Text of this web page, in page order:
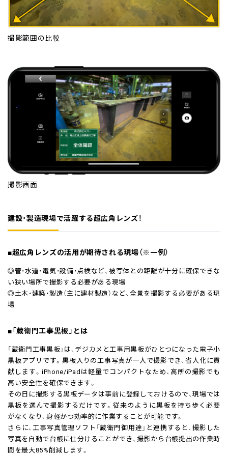
撮影範囲の比較
撮影画面
建設・製造現場で活躍する超広角レンズ！
■超広角レンズの活用が期待される現場（※一例）
◎管・水道・電気・設備・点検など、被写体との距離が十分に確保できな
い狭い場所で撮影する必要がある現場
◎土木・建築・製造（主に建材製造）など、全景を撮影する必要がある現
場
■「蔵衛門工事黒板」とは
「蔵衛門工事黒板」は、デジカメと工事用黒板がひとつになった電子小
黒板アプリです。黒板入りの工事写真が一人で撮影でき、省人化に貢
献します。iPhone/iPadは軽量でコンパクトなため、高所の撮影でも
高い安全性を確保できます。
その日に撮影する黒板データは事前に登録しておけるので、現場では
黒板を選んで撮影するだけです。従来のように黒板を持ち歩く必要
がなくなり、身軽かつ効率的に作業することが可能です。
さらに、工事写真管理ソフト「蔵衛門御用達」と連携すると、撮影した
写真を自動で台帳に仕分けることができ、撮影から台帳提出の作業時
間を最大85%削減します。